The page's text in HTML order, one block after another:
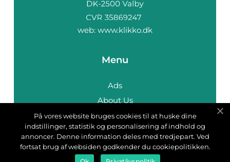
web: www.klikko.dk
Menu
Ads
About Us
Cookies
Contact
Sitemap
På vores website bruges cookies til at huske dine
indstillinger, statistik og personalisering af indhold og
annoncer. Denne information deles med tredjepart. Ved
fortsat brug af websiden godkender du cookiepolitikken.